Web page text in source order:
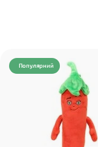
Популярний